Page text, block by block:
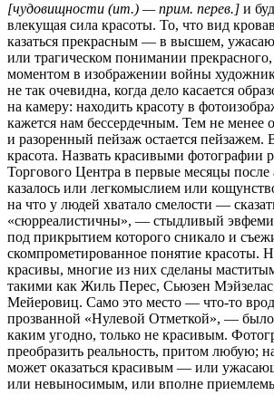
[чудовищности (ит.) — прим. перев.] и
влекущая сила красоты. То, что вид
казаться прекрасным — в высшем,
или трагическом понимании
моментом в изображении войны
не так очевидна, когда дело касается
на камеру: находить красоту в
кажется нам бессердечным. Тем не менее
и разоренный пейзаж остается пейзажем.
красота. Назвать красивыми фотографии
Торгового Центра в первые месяцы
казалось или легкомыслием или
на что у людей хватало смелости —
«сюрреалистичны», — стыдливый
под прикрытием которого сникало и
скомпрометированное понятие красоты.
красивы, многие из них сделаны
такими как Жиль Перес, Сьюзен
Мейеровиц. Само это место — что-то
прозванной «Нулевой Отметкой», — было,
каким угодно, только не красивым.
преобразить реальность, притом любую;
может оказаться красивым — или
или невыносимым, или вполне